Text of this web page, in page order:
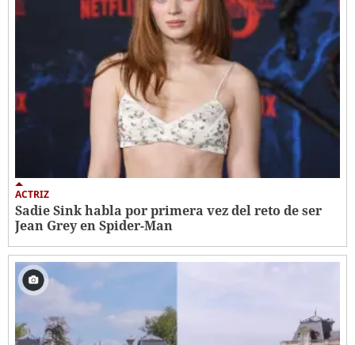
ACTRIZ
Sadie Sink habla por primera vez del reto de ser
Jean Grey en Spider-Man